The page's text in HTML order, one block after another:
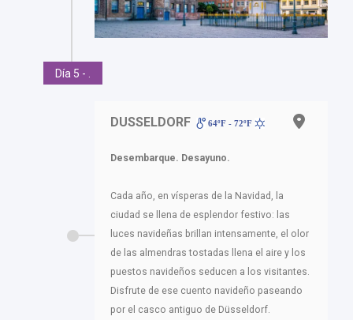
Día 5 - .
DUSSELDORF 64ºF - 72ºF
Desembarque. Desayuno.
Cada año, en vísperas de la Navidad, la
ciudad se llena de esplendor festivo: las
luces navideñas brillan intensamente, el olor
de las almendras tostadas llena el aire y los
puestos navideños seducen a los visitantes.
Disfrute de ese cuento navideño paseando
por el casco antiguo de Düsseldorf.